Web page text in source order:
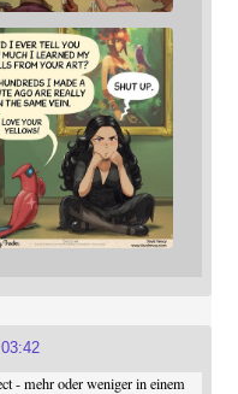
- mehr oder weniger in einem